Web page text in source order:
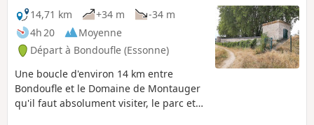
14,71 km
+34 m
-34 m
4h 20
Moyenne
Départ à Bondoufle (Essonne)
Une boucle d'environ 14 km entre
Bondoufle et le Domaine de Montauger
qu'il faut absolument visiter, le parc et